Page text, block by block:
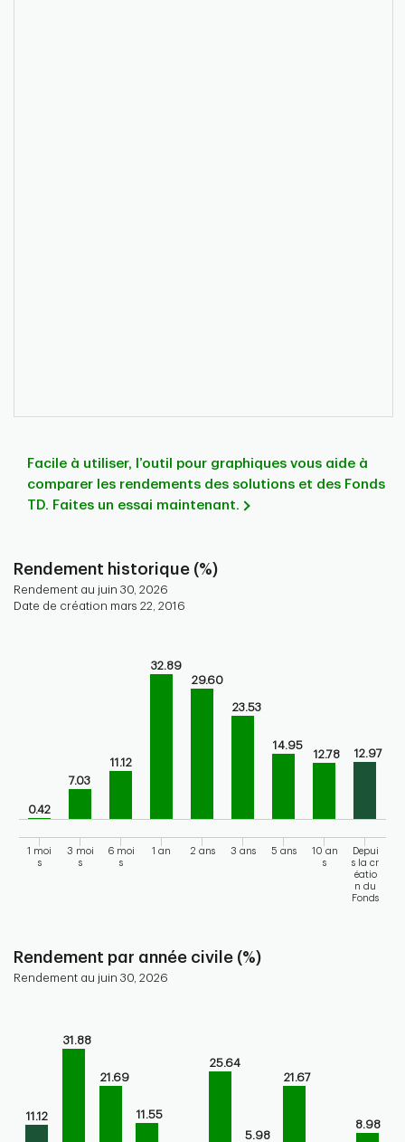
Facile à utiliser, l’outil pour graphiques vous aide à
comparer les rendements des solutions et des Fonds
TD. Faites un essai maintenant.
Rendement historique (%)
Rendement au juin 30, 2026
Date de création mars 22, 2016
Bar chart for historical performance of the fund
The chart has 1 X axis displaying categories.
0.42
7.03
11.12
32.89
29.60
23.53
14.95
12.78 12.97
1 moi
s
3 moi
s
6 moi
s
1 an 2 ans 3 ans 5 ans
10 an
s
Depui
s la cr
éatio
n du
Fonds
Rendement par année civile (%)
Rendement au juin 30, 2026
Bar chart with 10 bars.
Bar chart for calendar performance of the fund
The chart has 1 X axis displaying categories.
11.12
31.88
21.69
11.55
25.64
5.98
21.67
8.98